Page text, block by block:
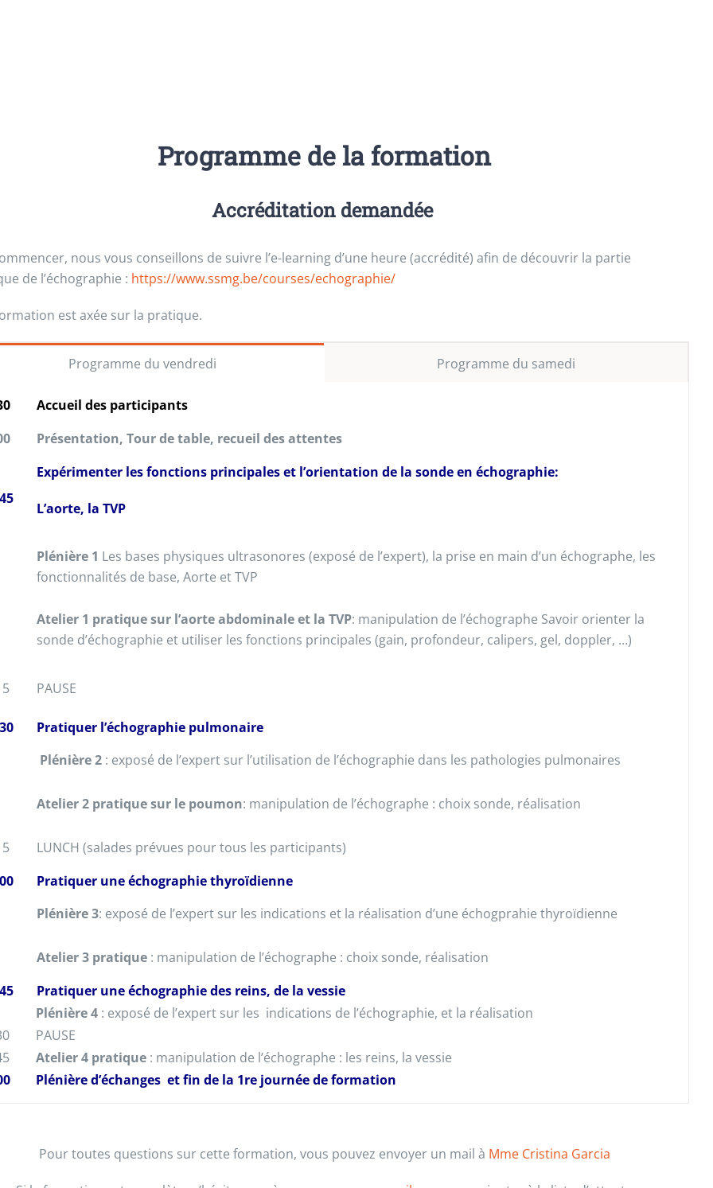
Programme de la formation
Accréditation demandée
nous vous conseillons de suivre l’e-learning d’une heure (accrédité) afin de découvrir la partie
de l’échographie : https://www.ssmg.be/courses/echographie/
est axée sur la pratique.
Programme du vendredi Programme du samedi
Accueil des participants
Présentation, Tour de table, recueil des attentes
Expérimenter les fonctions principales et l’orientation de la sonde en échographie:
L’aorte, la TVP
Plénière 1 Les bases physiques ultrasonores (exposé de l’expert), la prise en main d’un échographe, les
fonctionnalités de base, Aorte et TVP
Atelier 1 pratique sur l’aorte abdominale et la TVP: manipulation de l’échographe Savoir orienter la
sonde d’échographie et utiliser les fonctions principales (gain, profondeur, calipers, gel, doppler, …)
PAUSE
Pratiquer l’échographie pulmonaire
Plénière 2 : exposé de l’expert sur l’utilisation de l’échographie dans les pathologies pulmonaires
Atelier 2 pratique sur le poumon: manipulation de l’échographe : choix sonde, réalisation
LUNCH (salades prévues pour tous les participants)
Pratiquer une échographie thyroïdienne
Plénière 3: exposé de l’expert sur les indications et la réalisation d’une échogprahie thyroïdienne
Atelier 3 pratique : manipulation de l’échographe : choix sonde, réalisation
Pratiquer une échographie des reins, de la vessie
Plénière 4 : exposé de l’expert sur les indications de l’échographie, et la réalisation
PAUSE
Atelier 4 pratique : manipulation de l’échographe : les reins, la vessie
Plénière d’échanges et fin de la 1re journée de formation
Pour toutes questions sur cette formation, vous pouvez envoyer un mail à Mme Cristina Garcia